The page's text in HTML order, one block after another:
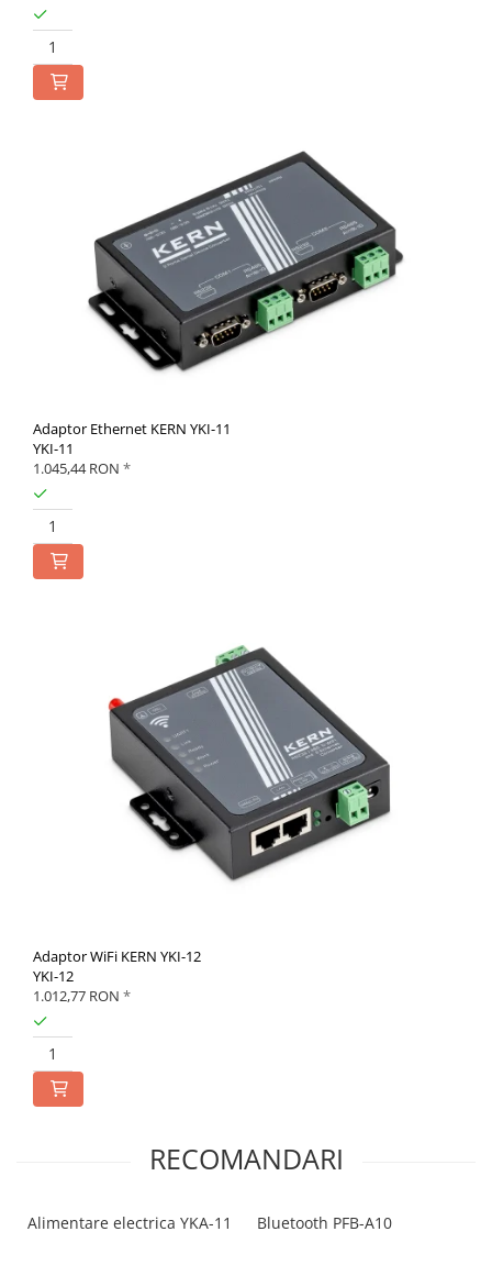
Adaptor Ethernet KERN YKI-11
YKI-11
1.045,44 RON *
Adaptor WiFi KERN YKI-12
YKI-12
1.012,77 RON *
RECOMANDARI
Alimentare electrica YKA-11 Bluetooth PFB-A10